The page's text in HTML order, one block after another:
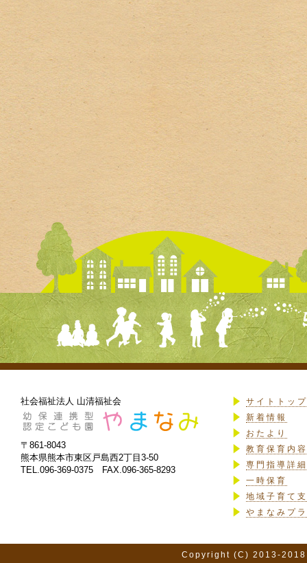
社会福祉法人 山清福祉会
〒861-8043
熊本県熊本市東区戸島西2丁目3-50
TEL.096-369-0375 FAX.096-365-8293
サイトトップ
新着情報
おたより
教育保育内
専門指導詳細
一時保育
地域子育て
やまなみプ
Copyright (C) 2013-